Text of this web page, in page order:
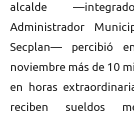
alcalde
Administrador
Secplan— percibió
noviembre más de 10
en horas
reciben sueldos